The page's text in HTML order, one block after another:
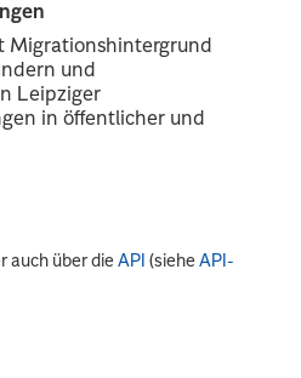
Migrationshintergrund
und
Leipziger
in öffentlicher und
auch über dieAPI (sieheAPI-